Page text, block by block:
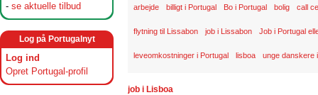
- se aktuelle tilbud
Log på Portugalnyt
Log ind
Opret Portugal-profil
arbejde billigt i Portugal Bo i Portugal bolig call
flytning til Lissabon job i Lissabon Job i Portugal
leveomkostninger i Portugal lisboa unge danskere
job i Lisboa